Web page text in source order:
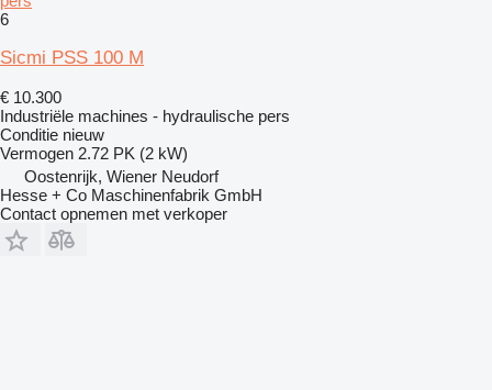
6
Sicmi PSS 100 M
€ 10.300
Industriële machines - hydraulische pers
Conditie nieuw
Vermogen 2.72 PK (2 kW)
Oostenrijk, Wiener Neudorf
Hesse + Co Maschinenfabrik GmbH
Contact opnemen met verkoper